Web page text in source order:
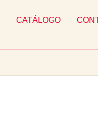
CATÁLOGO